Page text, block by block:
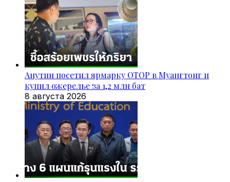
Анутин посетил ярмарку OTOP в Муангтонг и
купил ожерелье за 1,2 млн бат
8 августа 2026